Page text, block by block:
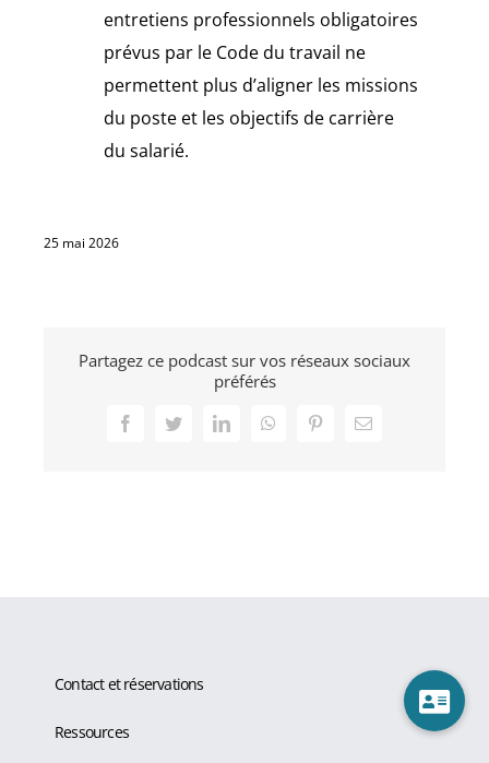
entretiens professionnels obligatoires
prévus par le Code du travail ne
permettent plus d’aligner les missions
du poste et les objectifs de carrière
du salarié.
25 mai 2026
Partagez ce podcast sur vos réseaux sociaux
préférés
FacebookTwitterLinkedInWhatsAppPinterestEmail
Contact et réservations
Ressources